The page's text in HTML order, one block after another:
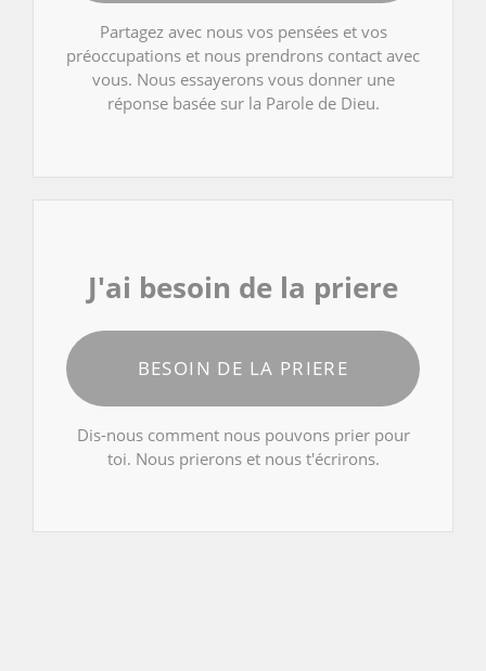
Partagez avec nous vos pensées et vos
préoccupations et nous prendrons contact avec
vous. Nous essayerons vous donner une
réponse basée sur la Parole de Dieu.
J'ai besoin de la priere
BESOIN DE LA PRIERE
Dis-nous comment nous pouvons prier pour
toi. Nous prierons et nous t'écrirons.